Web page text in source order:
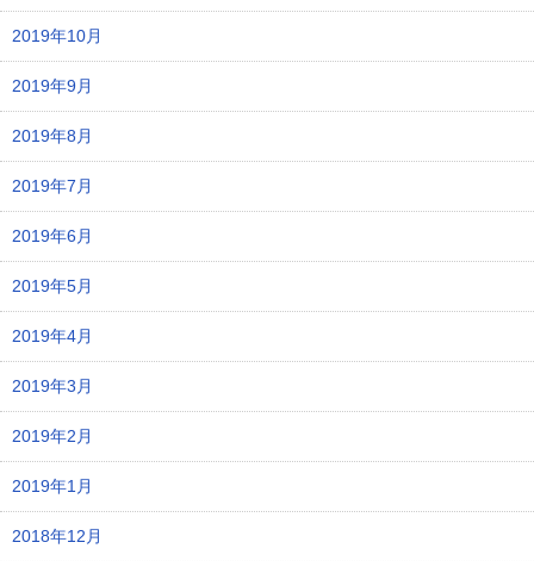
2019年10月
2019年9月
2019年8月
2019年7月
2019年6月
2019年5月
2019年4月
2019年3月
2019年2月
2019年1月
2018年12月